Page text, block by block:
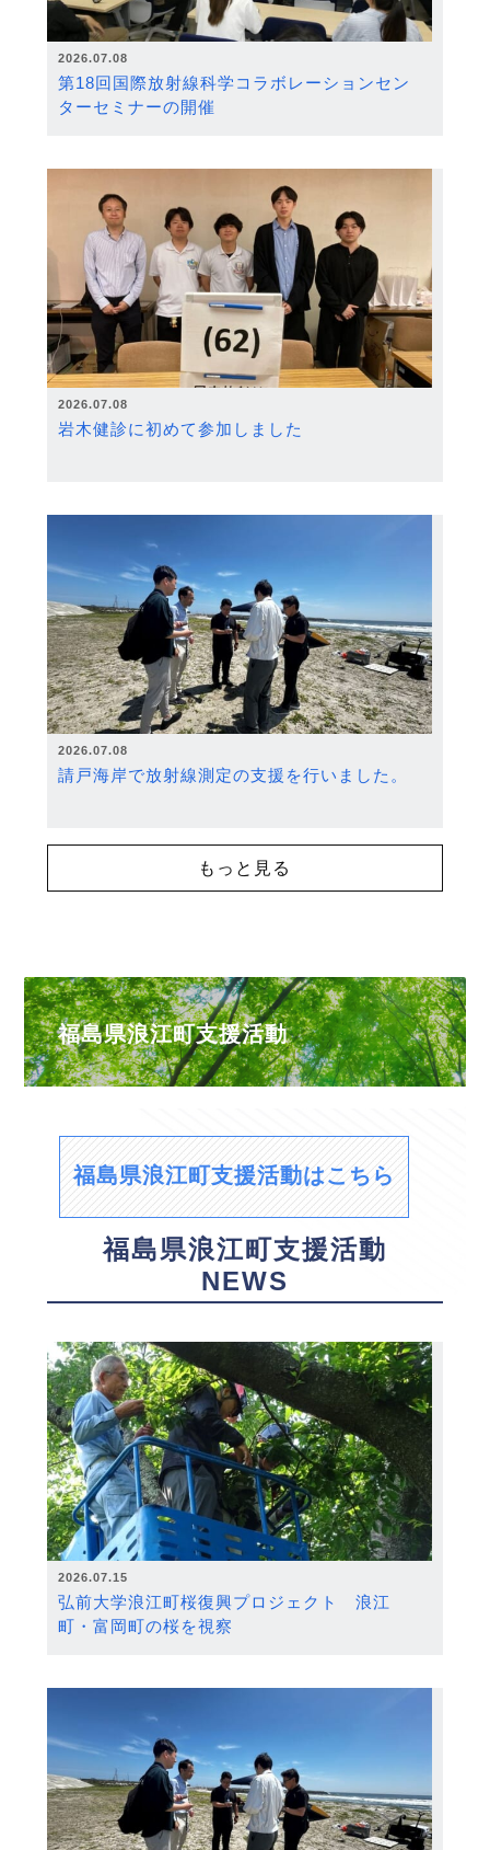
2026.07.08
第18回国際放射線科学コラボレーションセン
ターセミナーの開催
2026.07.08
岩木健診に初めて参加しました
2026.07.08
請戸海岸で放射線測定の支援を行いました。
もっと見る
福島県浪江町支援活動
福島県浪江町支援活動はこちら
福島県浪江町支援活動
NEWS
2026.07.15
弘前大学浪江町桜復興プロジェクト 浪江
町・富岡町の桜を視察